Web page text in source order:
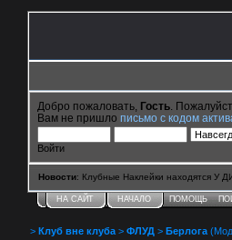
Добро пожаловать, Гость .
Вам не пришло письмо с кодом
Войти
Новости: Клубные Наклейки находятся У
НА САЙТ НАЧАЛО ПОМОЩЬ
> Клуб вне клуба > ФЛУД > Берлога